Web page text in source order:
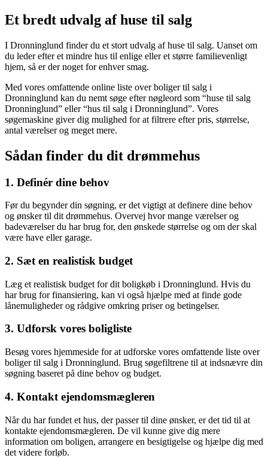
Et bredt udvalg af huse til salg
I Dronninglund finder du et stort udvalg af huse til salg. Uanset om
du leder efter et mindre hus til enlige eller et større familievenligt
hjem, så er der noget for enhver smag.
Med vores omfattende online liste over boliger til salg i
Dronninglund kan du nemt søge efter nøgleord som “huse til salg
Dronninglund” eller “hus til salg i Dronninglund”. Vores
søgemaskine giver dig mulighed for at filtrere efter pris, størrelse,
antal værelser og meget mere.
Sådan finder du dit drømmehus
1. Definér dine behov
Før du begynder din søgning, er det vigtigt at definere dine behov
og ønsker til dit drømmehus. Overvej hvor mange værelser og
badeværelser du har brug for, den ønskede størrelse og om der skal
være have eller garage.
2. Sæt en realistisk budget
Læg et realistisk budget for dit boligkøb i Dronninglund. Hvis du
har brug for finansiering, kan vi også hjælpe med at finde gode
lånemuligheder og rådgive omkring priser og betingelser.
3. Udforsk vores boligliste
Besøg vores hjemmeside for at udforske vores omfattende liste over
boliger til salg i Dronninglund. Brug søgefiltrene til at indsnævre din
søgning baseret på dine behov og budget.
4. Kontakt ejendomsmægleren
Når du har fundet et hus, der passer til dine ønsker, er det tid til at
kontakte ejendomsmægleren. De vil kunne give dig mere
information om boligen, arrangere en besigtigelse og hjælpe dig med
det videre forløb.